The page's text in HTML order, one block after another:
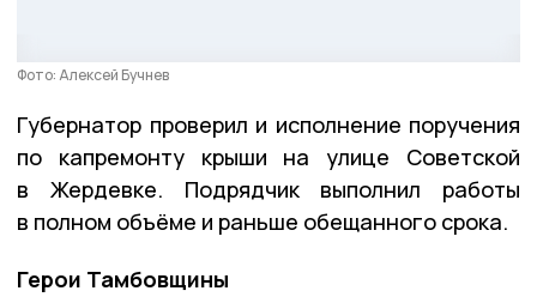
Фото: Алексей Бучнев
Губернатор проверил и исполнение поручения
по капремонту крыши на улице Советской
в Жердевке. Подрядчик выполнил работы
в полном объёме и раньше обещанного срока.
Герои Тамбовщины